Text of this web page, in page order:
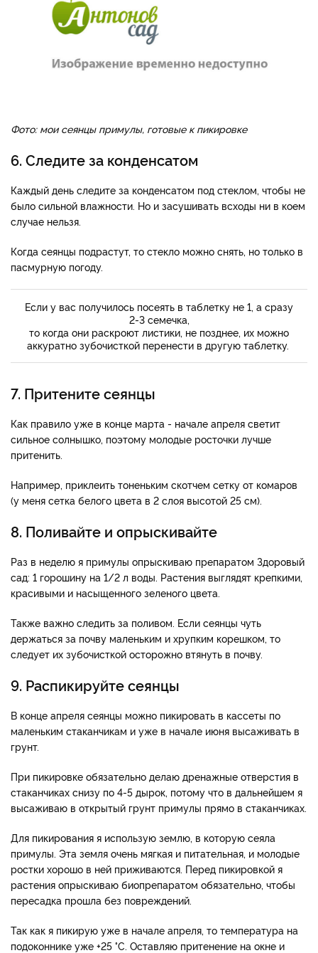
Фото: мои сеянцы примулы, готовые к пикировке
6. Следите за конденсатом
Каждый день следите за конденсатом под стеклом, чтобы не
было сильной влажности. Но и засушивать всходы ни в коем
случае нельзя.
Когда сеянцы подрастут, то стекло можно снять, но только в
пасмурную погоду.
Если у вас получилось посеять в таблетку не 1, а сразу
2-3 семечка,
то когда они раскроют листики, не позднее, их можно
аккуратно зубочисткой перенести в другую таблетку.
7. Притените сеянцы
Как правило уже в конце марта - начале апреля светит
сильное солнышко, поэтому молодые росточки лучше
притенить.
Например, приклеить тоненьким скотчем сетку от комаров
(у меня сетка белого цвета в 2 слоя высотой 25 см).
8. Поливайте и опрыскивайте
Раз в неделю я примулы опрыскиваю препаратом Здоровый
сад: 1 горошину на 1/2 л воды. Растения выглядят крепкими,
красивыми и насыщенного зеленого цвета.
Также важно следить за поливом. Если сеянцы чуть
держаться за почву маленьким и хрупким корешком, то
следует их зубочисткой осторожно втянуть в почву.
9. Распикируйте сеянцы
В конце апреля сеянцы можно пикировать в кассеты по
маленьким стаканчикам и уже в начале июня высаживать в
грунт.
При пикировке обязательно делаю дренажные отверстия в
стаканчиках снизу по 4-5 дырок, потому что в дальнейшем я
высаживаю в открытый грунт примулы прямо в стаканчиках.
Для пикирования я использую землю, в которую сеяла
примулы. Эта земля очень мягкая и питательная, и молодые
ростки хорошо в ней приживаются. Перед пикировкой я
растения опрыскиваю биопрепаратом обязательно, чтобы
пересадка прошла без повреждений.
Так как я пикирую уже в начале апреля, то температура на
подоконнике уже +25 °C. Оставляю притенение на окне и